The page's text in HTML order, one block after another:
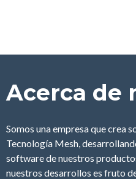
Seguritec Perú Virtual 2021
Acerca de
Somos una empresa que crea
Tecnología Mesh,
software de nuestros
nuestros desarrollos es fruto